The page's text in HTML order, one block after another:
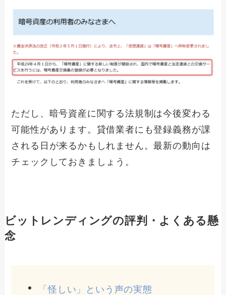
ただし、暗号資産に関する法規制は今後変わる
可能性があります。貸借業者にも登録義務が課
される日が来るかもしれません。最新の動向は
チェックしておきましょう。
ビットレンディングの評判・よくある懸
念
「怪しい」という声の実態